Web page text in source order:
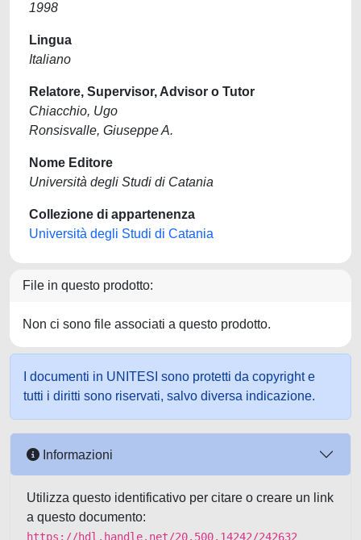
1998
Lingua
Italiano
Relatore, Supervisor, Advisor o Tutor
Chiacchio, Ugo
Ronsisvalle, Giuseppe A.
Nome Editore
Università degli Studi di Catania
Collezione di appartenenza
Università degli Studi di Catania
File in questo prodotto:
Non ci sono file associati a questo prodotto.
I documenti in UNITESI sono protetti da copyright e
tutti i diritti sono riservati, salvo diversa indicazione.
Informazioni
Utilizza questo identificativo per citare o creare un link
a questo documento:
https://hdl.handle.net/20.500.14242/242632